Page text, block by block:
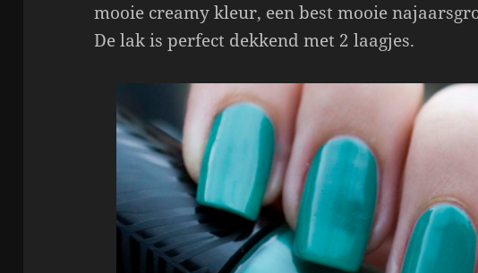
mooie creamy kleur, een best mooie
De lak is perfect dekkend met 2 laagjes.